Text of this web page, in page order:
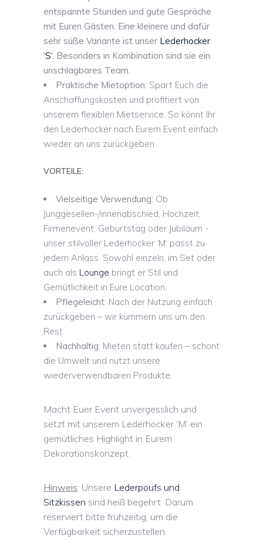
entspannte Stunden und gute Gespräche
mit Euren Gästen. Eine kleinere und dafür
sehr süße Variante ist unser Lederhocker
‘S‘. Besonders in Kombination sind sie ein
unschlagbares Team.
Praktische Mietoption: Spart Euch die
Anschaffungskosten und profitiert von
unserem flexiblen Mietservice. So könnt Ihr
den Lederhocker nach Eurem Event einfach
wieder an uns zurückgeben.
VORTEILE:
Vielseitige Verwendung: Ob
Junggesellen-/innenabschied, Hochzeit,
Firmenevent, Geburtstag oder Jubiläum -
unser stilvoller Lederhocker ‘M‘ passt zu
jedem Anlass. Sowohl einzeln, im Set oder
auch als Lounge bringt er Stil und
Gemütlichkeit in Eure Location.
Pflegeleicht: Nach der Nutzung einfach
zurückgeben – wir kümmern uns um den
Rest.
Nachhaltig: Mieten statt kaufen – schont
die Umwelt und nutzt unsere
wiederverwendbaren Produkte.
Macht Euer Event unvergesslich und
setzt mit unserem Lederhocker ‘M‘ ein
gemütliches Highlight in Eurem
Dekorationskonzept.
Hinweis: Unsere Lederpoufs und
Sitzkissen sind heiß begehrt. Darum
reserviert bitte frühzeitig, um die
Verfügbarkeit sicherzustellen.